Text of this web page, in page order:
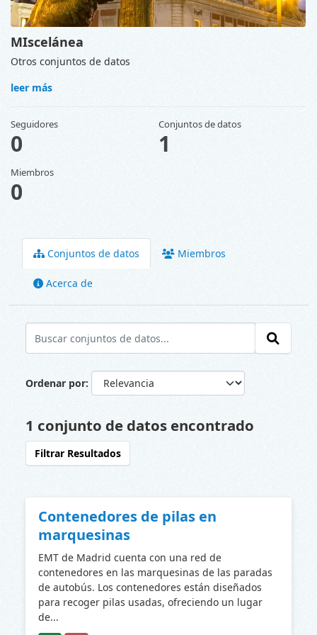
Conjuntos de datos Miembros
Acerca de
Ordenar por
1 conjunto de datos encontrado
Filtrar Resultados
Contenedores de pilas en
marquesinas
EMT de Madrid cuenta con una red de
contenedores en las marquesinas de las paradas
de autobús. Los contenedores están diseñados
para recoger pilas usadas, ofreciendo un lugar
de...
MIscelánea
Otros conjuntos de datos
leer más
Seguidores
0
Conjuntos de datos
1
Miembros
0